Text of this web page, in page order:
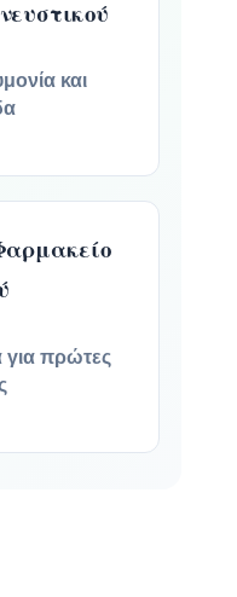
και
πρώτες